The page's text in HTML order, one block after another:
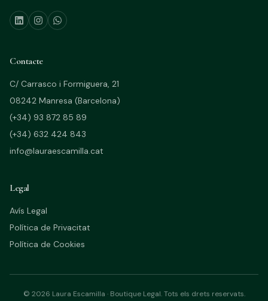
Contacte
C/ Carrasco i Formiguera, 21
08242 Manresa (Barcelona)
(+34) 93 872 85 89
(+34) 632 424 843
info@lauraescamilla.cat
Legal
Avís Legal
Política de Privacitat
Política de Cookies
© 2026 Laura Escamilla · Boutique Legal.Tots els drets reservats.